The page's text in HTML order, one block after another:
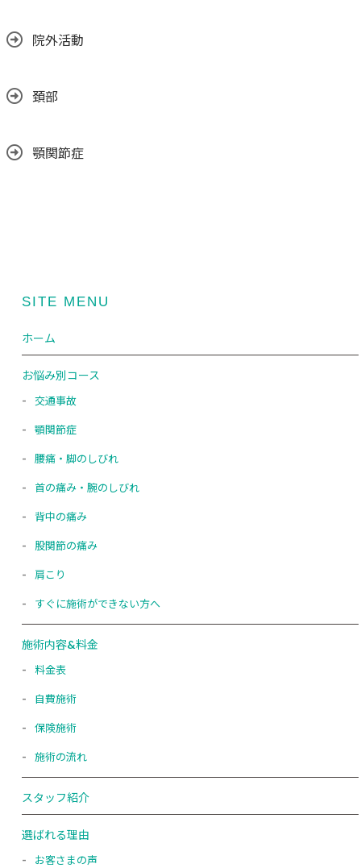
院外活動
頚部
顎関節症
SITE MENU
ホーム
お悩み別コース
交通事故
顎関節症
腰痛・脚のしびれ
首の痛み・腕のしびれ
背中の痛み
股関節の痛み
肩こり
すぐに施術ができない方へ
施術内容&料金
料金表
自費施術
保険施術
施術の流れ
スタッフ紹介
選ばれる理由
お客さまの声